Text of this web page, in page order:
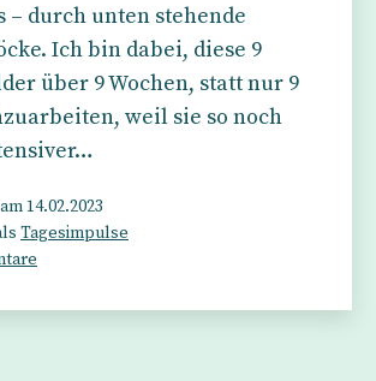
– durch unten stehende
Ich bin dabei, diese 9
über 9 Wochen, statt nur 9
weil sie so noch
14.02.2023
Tagesimpulse
Valentine’s